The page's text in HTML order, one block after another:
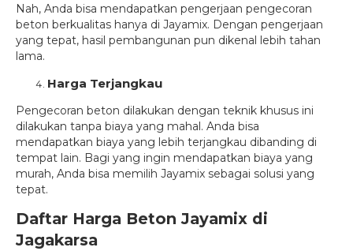
Nah, Anda bisa mendapatkan pengerjaan pengecoran
beton berkualitas hanya di Jayamix. Dengan pengerjaan
yang tepat, hasil pembangunan pun dikenal lebih tahan
lama.
Harga Terjangkau
Pengecoran beton dilakukan dengan teknik khusus ini
dilakukan tanpa biaya yang mahal. Anda bisa
mendapatkan biaya yang lebih terjangkau dibanding di
tempat lain. Bagi yang ingin mendapatkan biaya yang
murah, Anda bisa memilih Jayamix sebagai solusi yang
tepat.
Daftar Harga Beton Jayamix di
Jagakarsa